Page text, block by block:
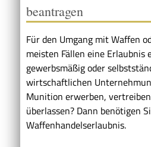
beantragen
Für den Umgang mit Waffen
meisten Fällen eine Erlaubnis
gewerbsmäßig oder
wirtschaftlichen
Munition erwerben,
überlassen? Dann benötigen
Waffenhandelserlaubnis.